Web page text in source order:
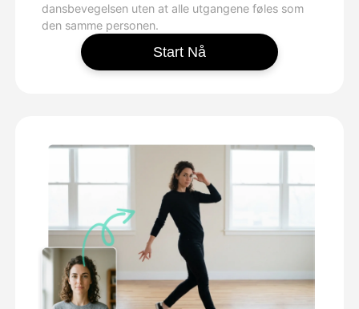
dansbevegelsen uten at alle utgangene føles som
den samme personen.
Start Nå